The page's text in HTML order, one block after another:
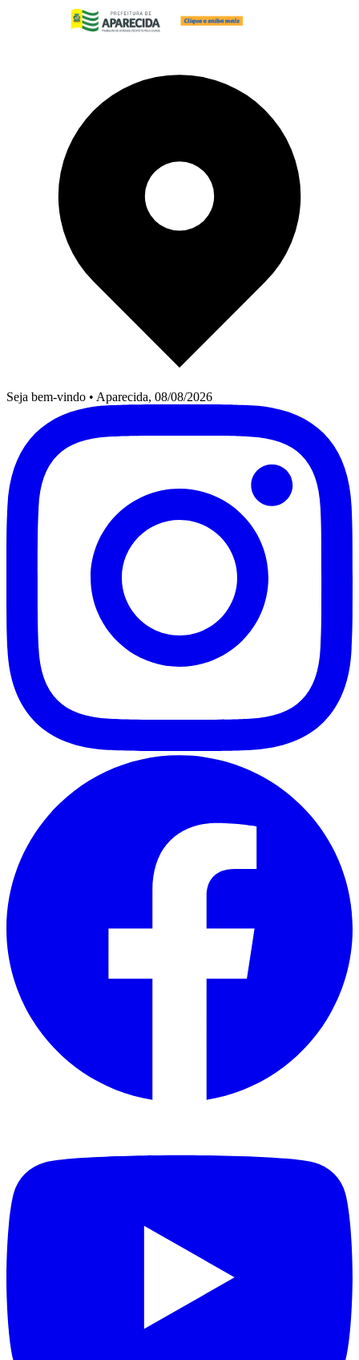
Pular para o conteúdo
Seja bem-vindo • Aparecida, 08/08/2026